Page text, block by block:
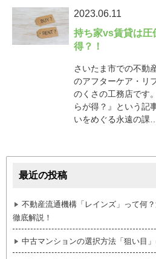
2023.06.11
持ち家vs賃貸は圧
得？！
さいたま市での不動
のアフターケア・リ
のくさの工務店です
らが得？』という記
いをめぐる永遠の課
最近の投稿
不動産流通機構「レインズ」って何
徹底解説！
中古マンションの選択方法「狙い目